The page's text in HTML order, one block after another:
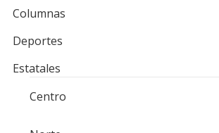
Columnas
Deportes
Estatales
Centro